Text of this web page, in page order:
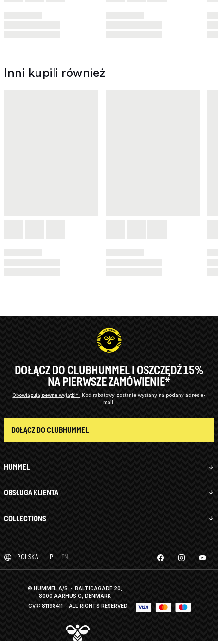
Inni kupili również
HUMMEL
OBSŁUGA KLIENTA
COLLECTIONS
DOŁĄCZ DO CLUBHUMMEL I OSZCZĘDŹ 15%
NA PIERWSZE ZAMÓWIENIE*
Obowiązują pewne wyjątki* Kod rabatowy zostanie wysłany na podany adres e-
mail.
DOŁĄCZ DO CLUBHUMMEL
POLSKA PL EN
© HUMMEL A/S · BALTICAGADE 20,
8000 AARHUS C, DENMARK
CVR: 81198411 · ALL RIGHTS RESERVED